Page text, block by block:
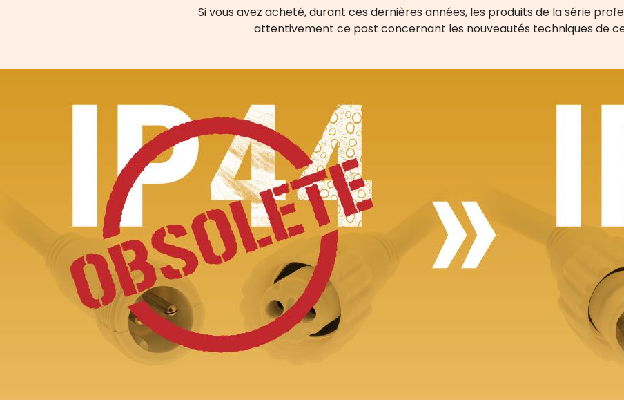
Si vous avez acheté, durant ces dernières années, les produits de la série
attentivement ce post concernant les nouveautés techniques de